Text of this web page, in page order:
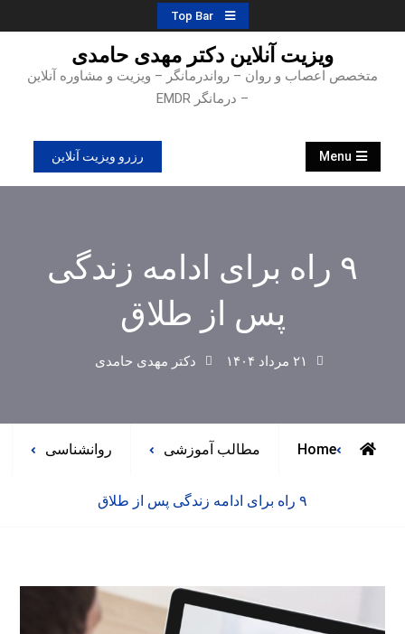
to
Top Bar
ویزیت آنلاین دکتر مهدی حامدی
متخصص اعصاب و روان – رواندرمانگر – ویزیت و مشاوره آنلاین
– درمانگر EMDR
Menu رزرو ویزیت آنلاین
۹ راه برای ادامه زندگی
پس از طلاق
۲۱ مرداد ۱۴۰۴ دکتر مهدی حامدی
Home مطالب آموزشی روانشناسی
۹ راه برای ادامه زندگی پس از طلاق